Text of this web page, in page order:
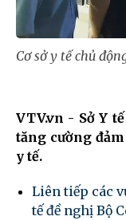
Cơ sở y tế chủ
VTV.vn - Sở Y
tăng cường
y tế.
Liên tiếp các
tế đề nghị Bộ